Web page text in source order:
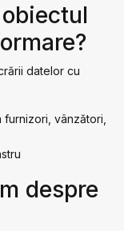
datelor cu
vânzători,
despre